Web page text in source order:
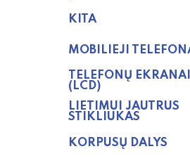
KITA
MOBILIEJI
TELEFONŲ EKRANAI
(LCD)
LIETIMUI JAUTRUS
STIKLIUKAS
KORPUSŲ DALYS